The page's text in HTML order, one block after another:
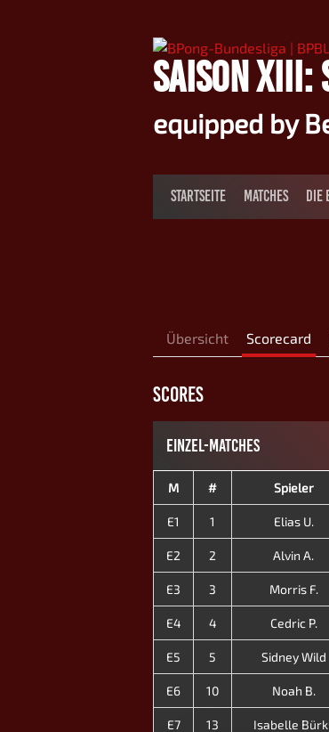
SAISON XIII:
equipped by
STARTSEITE MATCHES DIE
Übersicht Scorecard
SCORES
EINZEL-MATCHES
M # Spieler
E1 1 Elias U.
E2 2 Alvin A.
E3 3 Morris F.
E4 4 Cedric P.
E5 5 Sidney Wild
E6 10 Noah B.
E7 13 Isabelle